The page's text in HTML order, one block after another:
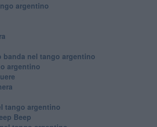
argentino
banda nel tango argentino
argentino
tango argentino
Beep